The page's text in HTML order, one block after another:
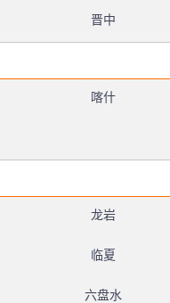
晋中
喀什
龙岩
临夏
六盘水